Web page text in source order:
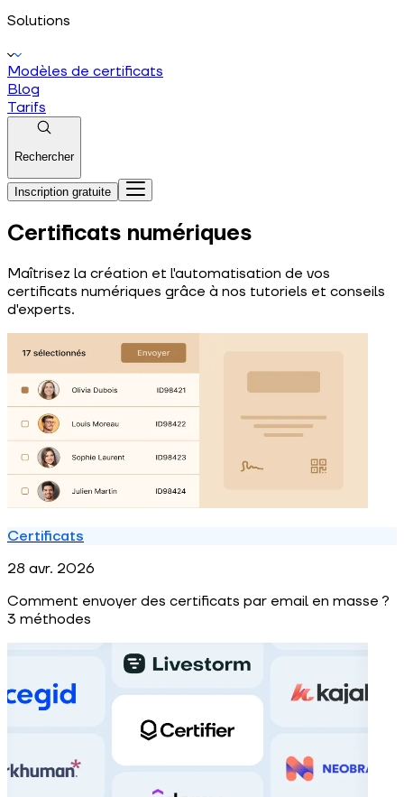
Solutions
Modèles de certificats
Blog
Tarifs
Rechercher
Inscription gratuite
Certificats numériques
Maîtrisez la création et l'automatisation de vos
certificats numériques grâce à nos tutoriels et conseils
d'experts.
Certificats
28 avr. 2026
Comment envoyer des certificats par email en masse ?
3 méthodes